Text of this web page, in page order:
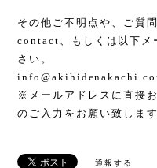
その他ご不明点や、ご質
contact、もしくは以下メ
さい。
※メールアドレスに直接
のご入力をお願い致します
通報する